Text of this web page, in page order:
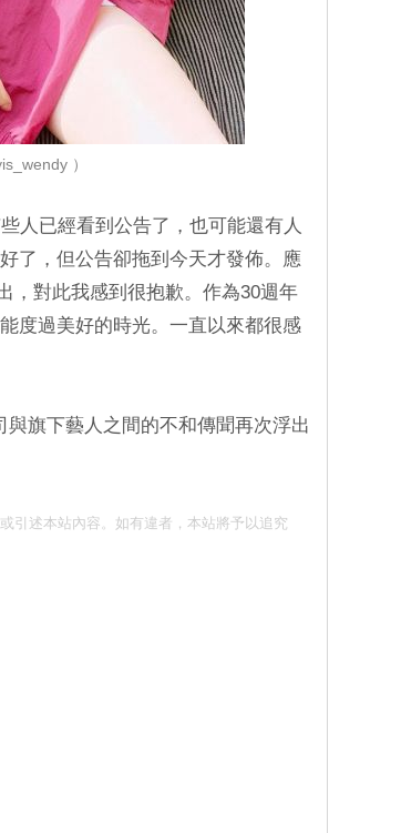
）
人已經看到公告了，也可能還有人
了，但公告卻拖到今天才發佈。應
，對此我感到很抱歉。作為30週年
度過美好的時光。一直以來都很感
旗下藝人之間的不和傳聞再次浮出
引述本站內容。如有違者，本站將予以追究